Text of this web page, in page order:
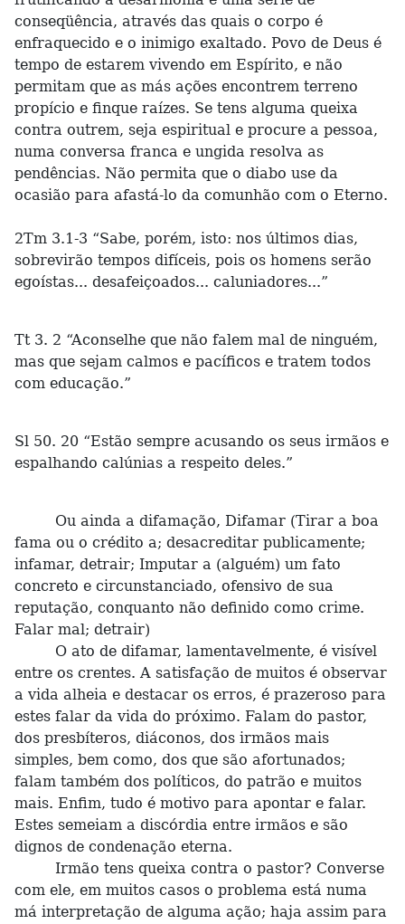
conseqüência, através das quais o corpo é
enfraquecido e o inimigo exaltado. Povo de Deus é
tempo de estarem vivendo em Espírito, e não
permitam que as más ações encontrem terreno
propício e finque raízes. Se tens alguma queixa
contra outrem, seja espiritual e procure a pessoa,
numa conversa franca e ungida resolva as
pendências. Não permita que o diabo use da
ocasião para afastá-lo da comunhão com o Eterno.
2Tm 3.1-3 “Sabe, porém, isto: nos últimos dias,
sobrevirão tempos difíceis, pois os homens serão
egoístas... desafeiçoados... caluniadores...”
Tt 3. 2 “Aconselhe que não falem mal de ninguém,
mas que sejam calmos e pacíficos e tratem todos
com educação.”
Sl 50. 20 “Estão sempre acusando os seus irmãos e
espalhando calúnias a respeito deles.”
Ou ainda a difamação, Difamar (Tirar a boa
fama ou o crédito a; desacreditar publicamente;
infamar, detrair; Imputar a (alguém) um fato
concreto e circunstanciado, ofensivo de sua
reputação, conquanto não definido como crime.
Falar mal; detrair)
O ato de difamar, lamentavelmente, é visível
entre os crentes. A satisfação de muitos é observar
a vida alheia e destacar os erros, é prazeroso para
estes falar da vida do próximo. Falam do pastor,
dos presbíteros, diáconos, dos irmãos mais
simples, bem como, dos que são afortunados;
falam também dos políticos, do patrão e muitos
mais. Enfim, tudo é motivo para apontar e falar.
Estes semeiam a discórdia entre irmãos e são
dignos de condenação eterna.
Irmão tens queixa contra o pastor? Converse
com ele, em muitos casos o problema está numa
má interpretação de alguma ação; haja assim para